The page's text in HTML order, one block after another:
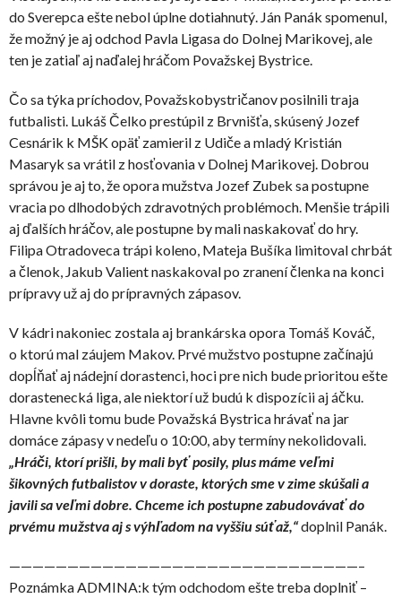
do Sverepca ešte nebol úplne dotiahnutý. Ján Panák spomenul,
že možný je aj odchod Pavla Ligasa do Dolnej Marikovej, ale
ten je zatiaľ aj naďalej hráčom Považskej Bystrice.
Čo sa týka príchodov, Považskobystričanov posilnili traja
futbalisti. Lukáš Čelko prestúpil z Brvnišťa, skúsený Jozef
Cesnárik k MŠK opäť zamieril z Udiče a mladý Kristián
Masaryk sa vrátil z hosťovania v Dolnej Marikovej. Dobrou
správou je aj to, že opora mužstva Jozef Zubek sa postupne
vracia po dlhodobých zdravotných problémoch. Menšie trápili
aj ďalších hráčov, ale postupne by mali naskakovať do hry.
Filipa Otradoveca trápi koleno, Mateja Bušíka limitoval chrbát
a členok, Jakub Valient naskakoval po zranení členka na konci
prípravy už aj do prípravných zápasov.
V kádri nakoniec zostala aj brankárska opora Tomáš Kováč,
o ktorú mal záujem Makov. Prvé mužstvo postupne začínajú
dopĺňať aj nádejní dorastenci, hoci pre nich bude prioritou ešte
dorastenecká liga, ale niektorí už budú k dispozícii aj áčku.
Hlavne kvôli tomu bude Považská Bystrica hrávať na jar
domáce zápasy v nedeľu o 10:00, aby termíny nekolidovali.
„Hráči, ktorí prišli, by mali byť posily, plus máme veľmi
šikovných futbalistov v doraste, ktorých sme v zime skúšali a
javili sa veľmi dobre. Chceme ich postupne zabudovávať do
prvému mužstva aj s výhľadom na vyššiu súťaž,“doplnil Panák.
——————————————————————————————–
Poznámka ADMINA:k tým odchodom ešte treba doplniť –